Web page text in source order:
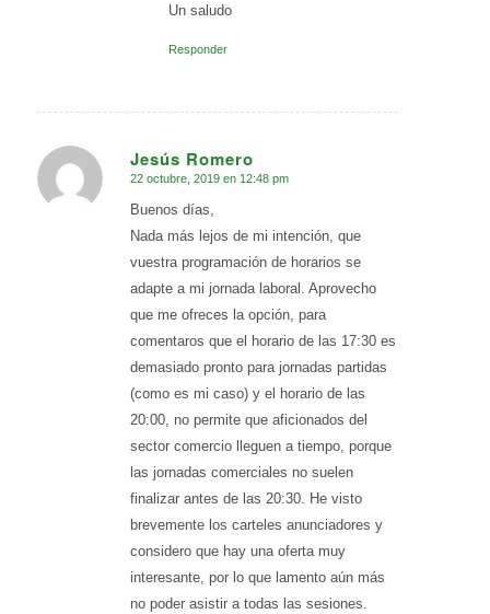
Un saludo
Responder
Jesús Romero
Dice:
22 octubre, 2019 en 12:48 pm
Buenos días,
Nada más lejos de mi intención, que
vuestra programación de horarios se
adapte a mi jornada laboral. Aprovecho
que me ofreces la opción, para
comentaros que el horario de las 17:30 es
demasiado pronto para jornadas partidas
(como es mi caso) y el horario de las
20:00, no permite que aficionados del
sector comercio lleguen a tiempo, porque
las jornadas comerciales no suelen
finalizar antes de las 20:30. He visto
brevemente los carteles anunciadores y
considero que hay una oferta muy
interesante, por lo que lamento aún más
no poder asistir a todas las sesiones.